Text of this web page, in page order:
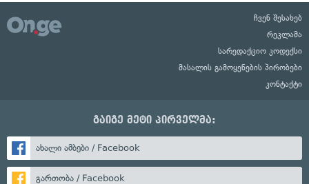
ჩვენ შესახებ
რეკლამა
სარედაქციო კოდექსი
მასალის გამოყენების პირობები
კონტაქტი
გაიგე მეტი პირველმა:
ახალი ამბები / Facebook
გართობა / Facebook